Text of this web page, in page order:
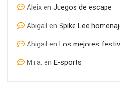
Aleix en Juegos de escape
Abigail en Spike Lee
Abigail en Los mejores
M.i.a. en E-sports